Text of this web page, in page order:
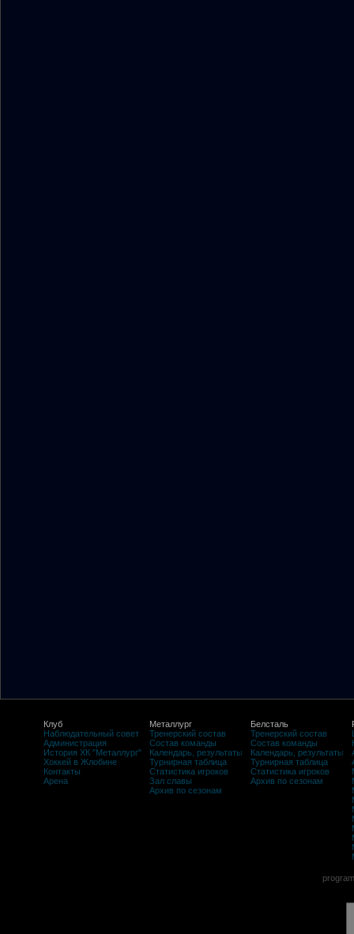
Клуб
Наблюдательный совет
Администрация
История ХК "Металлург"
Хоккей в Жлобине
Контакты
Арена
Металлург
Тренерский состав
Состав команды
Календарь, результаты
Турнирная таблица
Статистика игроков
Зал славы
Архив по сезонам
Белсталь
Тренерский состав
Состав команды
Календарь, результаты
Турнирная таблица
Статистика игроков
Архив по сезонам